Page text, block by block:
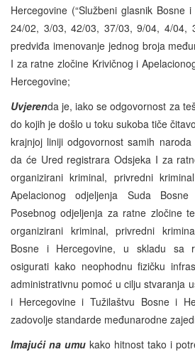
Hercegovine (“Službeni glasnik Bosne
24/02, 3/03, 42/03, 37/03, 9/04, 4/04,
predviđa imenovanje jednog broja
I za ratne zločine Krivičnog i
Hercegovine;
Uvjerenda je, iako se odgovornost za
do kojih je došlo u toku sukoba tiče
krajnjoj liniji odgovornost samih
da će Ured registrara Odsjeka I za
organizirani kriminal, privredni
Apelacionog odjeljenja Suda
Posebnog odjeljenja za ratne zločine
organizirani kriminal, privredni
Bosne i Hercegovine, u skladu sa
osigurati kako neophodnu fizičku
administrativnu pomoć u cilju stvaranja
i Hercegovine i Tužilaštvu Bosne i
zadovolje standarde međunarodne
Imajući na umu kako hitnost tako i